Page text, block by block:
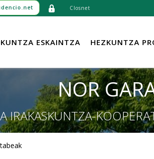
Closnet
ESKAINTZA HEZKUNTZA
NOR
IRAKASKUNTZA-